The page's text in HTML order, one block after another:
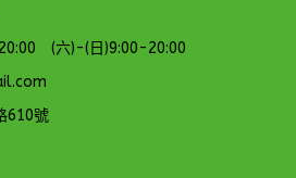
(六)-(日)9:00-20:00
610號